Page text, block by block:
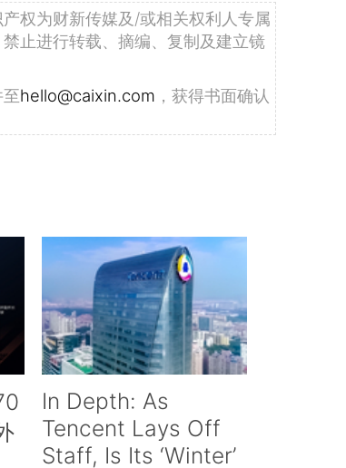
权为财新传媒及/或相关权利人专属
止进行转载、摘编、复制及建立镜
hello@caixin.com ，获得书面确认
In Depth: As
Tencent Lays Off
Staff, Is Its ‘Winter’